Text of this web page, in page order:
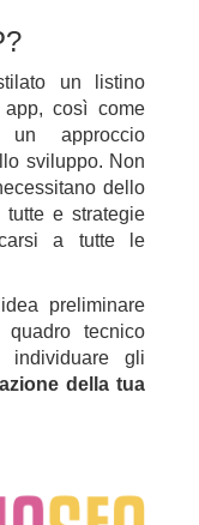
un listino
così come
approccio
sviluppo. Non
dello
e strategie
a tutte le
preliminare
tecnico
individuare gli
della tua